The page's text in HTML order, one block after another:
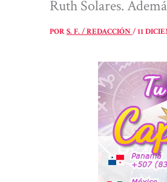
Ruth Solares.
PORS. F. / REDACCIÓN/11